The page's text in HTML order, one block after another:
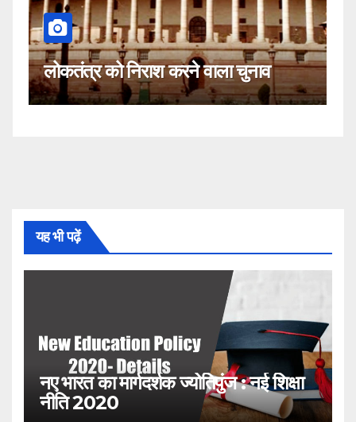
चुनाव
कहीं यह सीजेआई के खिलाफ
नहीं!
यह भी पढ़ें
नए भारत का मार्गदर्शक ज्योतिपुंज : नई शिक्षा
नीति 2020